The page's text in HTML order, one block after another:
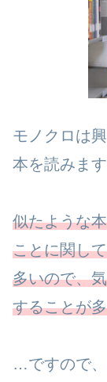
モノクロは
本を読みます
似たような
ことに関し
多いので、
することが
…ですので